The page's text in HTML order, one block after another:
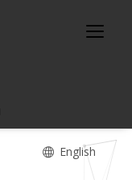
English